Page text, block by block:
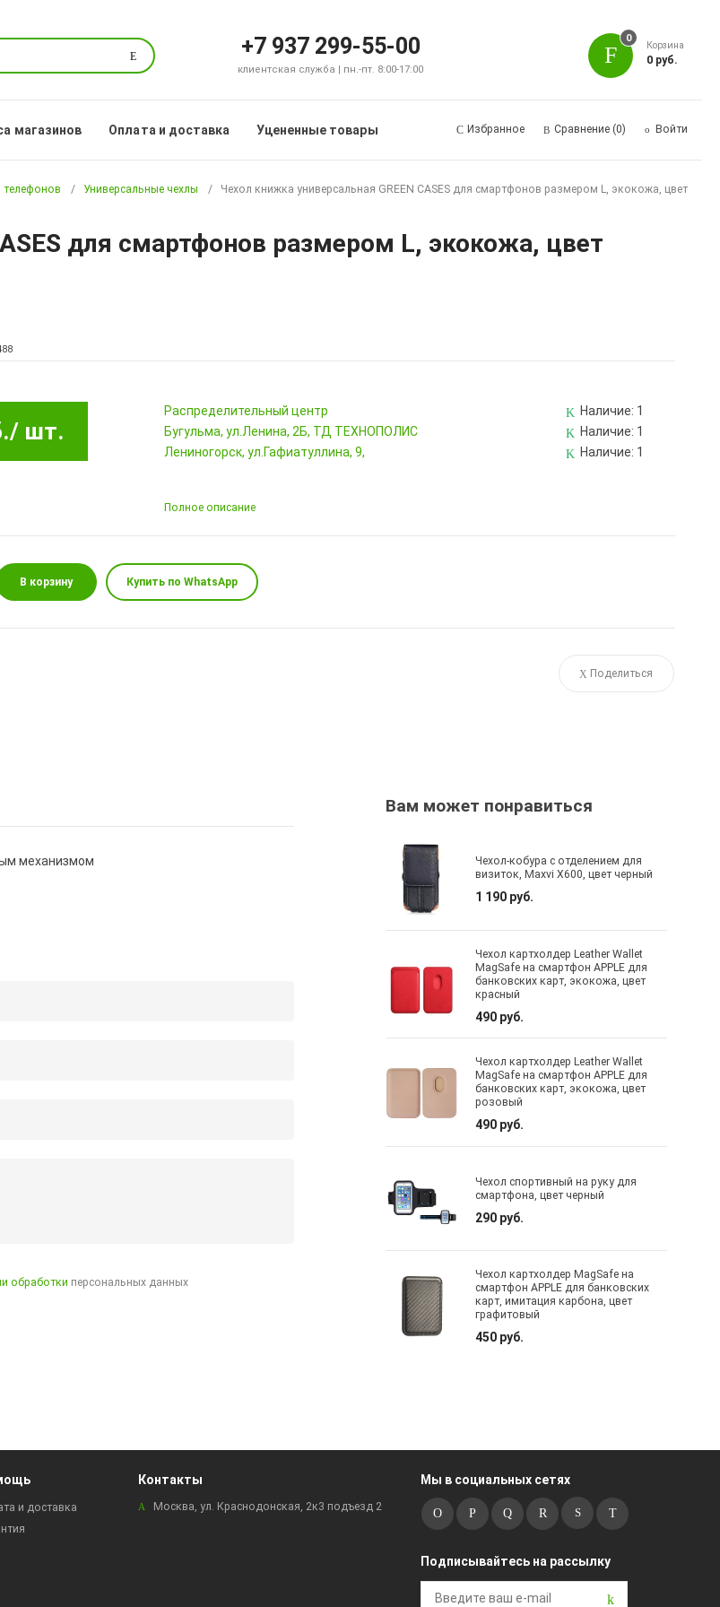
Поиск +7 937 299-55-00
клиентская служба | пн.-пт. 8:00-17:00
0
Корзина
0 руб.
магазинов Оплата и доставка Уцененные товары Избранное Сравнение (0) Войти
телефонов Универсальные чехлы
Чехол книжка универсальная GREEN CASES для смартфонов размером L, экокожа, цвет
для смартфонов размером L, экокожа, цвет
/ шт.
Pаспределительный центр Наличие: 1
Бугульма, ул.Ленина, 2Б, ТД ТЕХНОПОЛИС
Наличие: 1
Лениногорск, ул.Гафиатуллина, 9,
Наличие: 1
Полное описание
В корзину Купить по WhatsApp
Поделиться
механизмом
обработки персональных данных
Вам может понравиться
Чехол-кобура с отделением для
визиток, Maxvi X600, цвет черный
1 190 руб.
Чехол картхолдер Leather Wallet
MagSafe на смартфон APPLE для
банковских карт, экокожа, цвет
красный
490 руб.
Чехол картхолдер Leather Wallet
MagSafe на смартфон APPLE для
банковских карт, экокожа, цвет
розовый
490 руб.
Чехол спортивный на руку для
смартфона, цвет черный
290 руб.
Чехол картхолдер MagSafe на
смартфон APPLE для банковских
карт, имитация карбона, цвет
графитовый
450 руб.
и доставка
Контакты
Москва, ул. Краснодонская, 2к3 подъезд 2
Мы в социальных сетях
Подписывайтесь на рассылку